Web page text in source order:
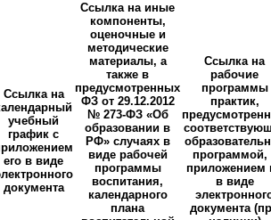
Ссылка на
учебный
график с
его в виде
документа
Ссылка на иные
компоненты,
оценочные и
методические
материалы, а
также в
предусмотренных
ФЗ от 29.12.2012
№ 273-ФЗ «Об
образовании в
РФ» случаях в
виде рабочей
программы
воспитания,
календарного
плана
Ссылка на
рабочие
программы
практик,
программой,
приложением
в виде
документа